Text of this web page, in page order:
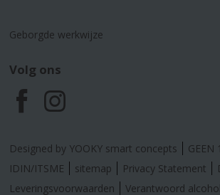
Geborgde werkwijze
Volg ons
F
a
c
I
n
s
Designed by YOOKY smart concepts
GEEN
IDIN/ITSME
sitemap Privacy Statement
Leveringsvoorwaarden
Verantwoord